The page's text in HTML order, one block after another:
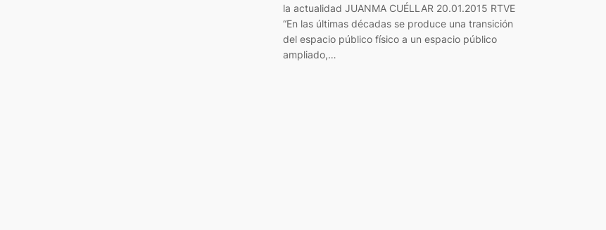
la actualidad JUANMA CUÉLLAR 20.01.2015 RTVE
“En las últimas décadas se produce una transición
del espacio público físico a un espacio público
ampliado,…